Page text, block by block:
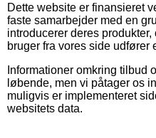
Dette website er finansieret
faste samarbejder med en
introducerer deres
bruger fra vores side udfører
Informationer omkring tilbud
løbende, men vi påtager os
muligvis er implementeret
websitets data.